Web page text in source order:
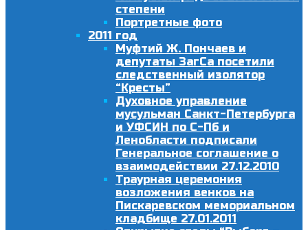
степени
Портретные фото
2011 год
Муфтий Ж. Пончаев и
депутаты ЗагСа посетили
следственный изолятор
“Кресты”
Духовное управление
мусульман Санкт-Петербурга
и УФСИН по С-Пб и
Ленобласти подписали
Генеральное соглашение о
взаимодействии 27.12.2010
Траурная церемония
возложения венков на
Пискаревском мемориальном
кладбище 27.01.2011